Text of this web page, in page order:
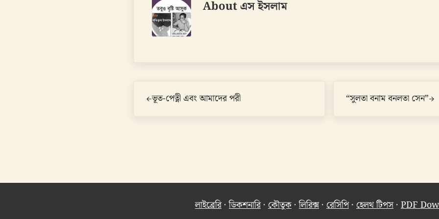
Aboutএস ইসলাম
ভূত-পেত্নী এবং আমাদের পরী
“সুলতা বনাম বনলতা সেন”
লাইব্রেরি·ডিকশনারি· কৌতুক ·লিরিক্স· রেসিপি· হেলথ টিপস· PDF